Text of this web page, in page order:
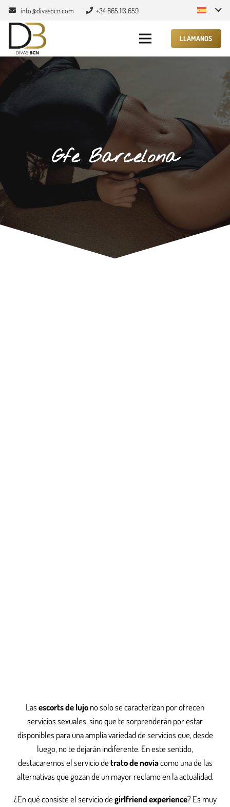
info@divasbcn.com +34 665 113 659
LLÁMANOS
Gfe Barcelona
Lasescorts de lujono solo se caracterizan por ofrecen
servicios sexuales, sino que te sorprenderán por estar
disponibles para una amplia variedad de servicios que, desde
luego, no te dejarán indiferente. En este sentido,
destacaremos el servicio detrato de noviacomo una de las
alternativas que gozan de un mayor reclamo en la actualidad.
¿En qué consiste el servicio degirlfriend experience? Es muy